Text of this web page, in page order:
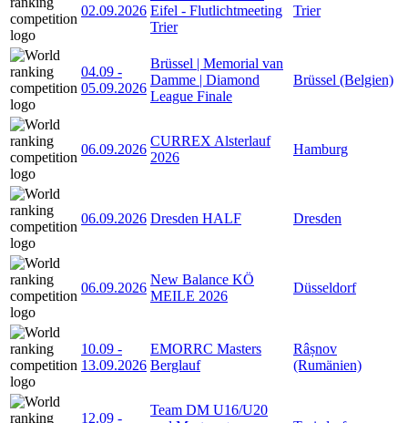
02.09.2026 Eifel - Flutlichtmeeting
Trier
Trier
04.09 -
05.09.2026
Brüssel | Memorial van
Damme | Diamond
League Finale
Brüssel (Belgien)
06.09.2026
CURREX Alsterlauf
2026
Hamburg
06.09.2026 Dresden HALF Dresden
06.09.2026
New Balance KÖ
MEILE 2026
Düsseldorf
10.09 -
13.09.2026
EMORRC Masters
Berglauf
Râșnov
(Rumänien)
12.09 -
Team DM U16/U20